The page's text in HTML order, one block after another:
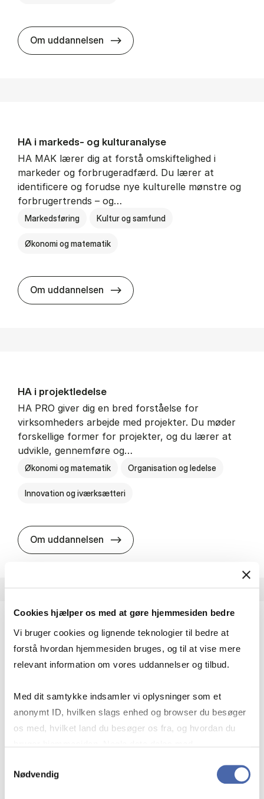
Cookies hjælper os med at gøre hjemmesiden bedre
Vi bruger cookies og lignende teknologier til bedre at
forstå hvordan hjemmesiden bruges, og til at vise mere
relevant information om vores uddannelser og tilbud.
Med dit samtykke indsamler vi oplysninger som et
anonymt ID, hvilken slags enhed og browser du besøger
os med, hvilket land du besøger os fra, og hvordan du
markedsføring. Du bestemmer selv - og kan altid trække
Nødvendig
Om uddannelsen HA al­men erhvervs­økonomi
HA i mar­keds- og kul­tu­r­a­na­ly­se
HA MAK lærer dig at forstå omskiftelighed i
markeder og forbrugeradfærd. Du lærer at
identificere og forudse nye kulturelle mønstre og
forbrugertrends – og…
Markedsføring Kultur og samfund
Økonomi og matematik
Om uddannelsen HA i mar­keds- og kul­tu­r­a­na­ly­se
HA i pro­jekt­le­del­se
HA PRO giver dig en bred forståelse for
virksomheders arbejde med projekter. Du møder
forskellige former for projekter, og du lærer at
udvikle, gennemføre og…
Økonomi og matematik Organisation og ledelse
Innovation og iværksætteri
Om uddannelsen HA i pro­jekt­le­del­se
HA(fil.) - erhvervs­økonomi og fi­lo­so­fi
virksomheder møder i vores komplekse verden.
effektivitet og…
Økonomi og matematik Kultur og samfund